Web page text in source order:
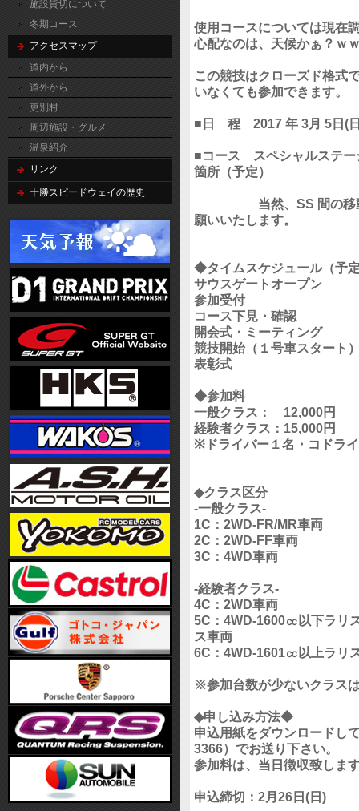
施設貸切について
冬期コース
アクセスマップ
道内から
道外から
更別村
周辺施設・グルメ
温泉紹介
リンク
十勝スピードウェイの歴史
使用コースについては現在
心配なのは、天候かぁ？ｗ
この競技はクローズド格式
いなくても参加できます。
■日 程 2017 年 3月 5日
■コース スペシャルステー
箇所（予定）
当然、SS 間の移動は
願いいたします。
◆タイムスケジュール（予
サウスゲートオープ
参加受付
コース下見・確認
開会式・ミーティン
競技開始（１号車スター
表彰式
◆参加料
一般クラス： 12,000円
経験者クラス：15,000円
※ドライバー１名・コドラ
◆クラス区分
-一般クラス-
1C：2WD-FR/MR車両
2C：2WD-FF車両
3C：4WD車両
-経験者クラス-
4C：2WD車両
5C：4WD-1600㏄以下ラリ
ス車両
6C：4WD-1601㏄以上ラリ
※参加台数が少ないクラス
◆申し込み方法◆
申込用紙をダウンロードし
3366）でお送り下さい。
参加料は、当日徴収致しま
申込締切：2月26日(日)